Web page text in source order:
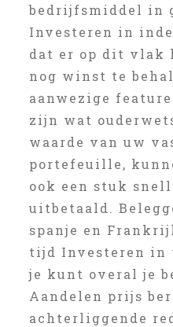
bedrijfsmiddel in
Investeren in
dat er op dit vlak
nog winst te
aanwezige
zijn wat
waarde van uw
portefeuille,
ook een stuk
uitbetaald.
spanje en
tijd Investeren in
je kunt overal je
Aandelen prijs
achterliggende